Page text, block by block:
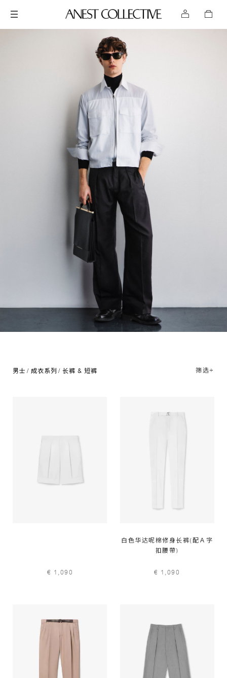
男士 成衣系列 长裤 & 短裤 筛选+
€ 1,090
白色华达呢棉修身长裤(配Ａ字
扣腰帶)
€ 1,090